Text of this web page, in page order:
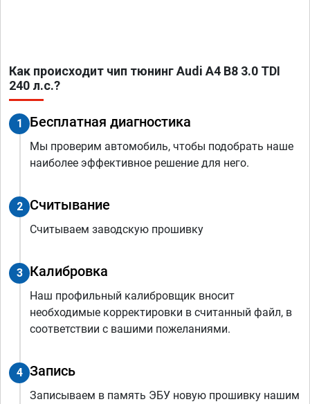
Как происходит чип тюнинг Audi A4 B8 3.0 TDI
240 л.с.?
1 Бесплатная диагностика
Мы проверим автомобиль, чтобы подобрать наше
наиболее эффективное решение для него.
2 Считывание
Считываем заводскую прошивку
3 Калибровка
Наш профильный калибровщик вносит
необходимые корректировки в считанный файл, в
соответствии с вашими пожеланиями.
4 Запись
Записываем в память ЭБУ новую прошивку нашим